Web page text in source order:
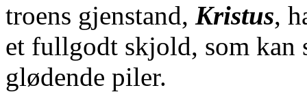
troens gjenstand, Kristus,
et fullgodt skjold, som kan
glødende piler.